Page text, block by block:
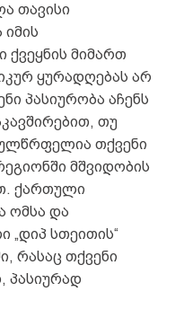
თავისი
ქვეყნის მიმართ
ყურადღებას არ
პასიურობა აჩენს
თუ
თქვენი
მშვიდობის
ქართული
ომსა და
სთეითის“
რასაც თქვენი
პასიურად